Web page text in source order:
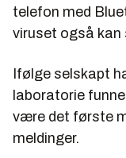
telefon med
viruset også kan
Ifølge selskapt
laboratorie
være det første
meldinger.